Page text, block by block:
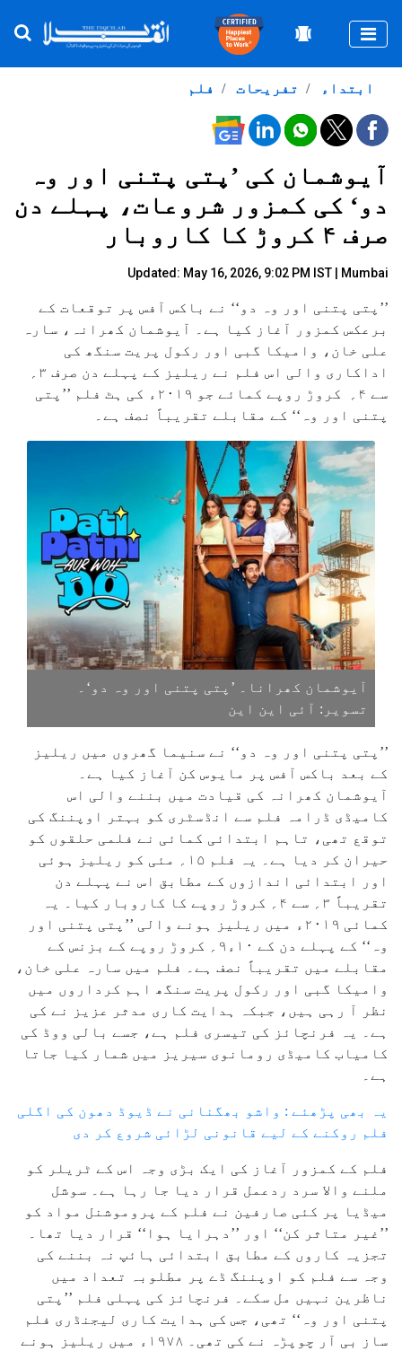
فلم تفریحات ابتداء
آیوشمان کی ’پتی پتنی اور وہ
دو‘ کی کمزور شروعات، پہلے دن
صرف ۴ کروڑ کا کاروبار
Updated: May 16, 2026, 9:02 PM IST | Mumbai
’’پتی پتنی اور وہ دو‘‘ نے باکس آفس پر توقعات کے
برعکس کمزور آغاز کیا ہے۔ آیوشمان کھرانہ، سارہ
علی خان، وامیکا گبی اور رکول پریت سنگھ کی
سے ۴؍ کروڑ روپے کمائے جو ۲۰۱۹ء کی ہٹ فلم ’’پتی
پتنی اور وہ‘‘ کے مقابلے تقریباً نصف ہے۔
آیوشمان کھرانا۔ ’پتی پتنی اور وہ دو‘۔
تسویر: آئی این این
’’پتی پتنی اور وہ دو‘‘ نے سنیما گھروں میں ریلیز
کے بعد باکس آفس پر مایوس کن آغاز کیا ہے۔
آیوشمان کھرانہ کی قیادت میں بننے والی اس
کامیڈی ڈرامہ فلم سے انڈسٹری کو بہتر اوپننگ کی
توقع تھی، تاہم ابتدائی کمائی نے فلمی حلقوں کو
حیران کر دیا ہے۔ یہ فلم ۱۵؍ مئی کو ریلیز ہوئی
اور ابتدائی اندازوں کے مطابق اس نے پہلے دن
تقریباً ۳؍ سے ۴؍ کروڑ روپے کا کاروبار کیا۔ یہ
کمائی ۲۰۱۹ء میں ریلیز ہونے والی ’’پتی پتنی اور
وہ‘‘ کے پہلے دن کے ۱۰ء۹؍ کروڑ روپے کے بزنس کے
مقابلے میں تقریباً نصف ہے۔ فلم میں سارہ علی خان،
وامیکا گبی اور رکول پریت سنگھ اہم کرداروں میں
نظر آ رہی ہیں، جبکہ ہدایت کاری مدثر عزیز نے کی
ہے۔ یہ فرنچائز کی تیسری فلم ہے، جسے بالی ووڈ کی
کامیاب کامیڈی رومانوی سیریز میں شمار کیا جاتا
ہے۔
یہ بھی پڑھئے : واشو بھگنانی نے ڈیوڈ دھون کی اگلی
فلم روکنے کے لیے قانونی لڑائی شروع کر دی
فلم کے کمزور آغاز کی ایک بڑی وجہ اس کے ٹریلر کو
ملنے والا سرد ردعمل قرار دیا جا رہا ہے۔ سوشل
میڈیا پر کئی صارفین نے فلم کے پروموشنل مواد کو
’’غیر متاثر کن‘‘ اور ’’دہرایا ہوا‘‘ قرار دیا تھا۔
تجزیہ کاروں کے مطابق ابتدائی ہائپ نہ بننے کی
وجہ سے فلم کو اوپننگ ڈے پر مطلوبہ تعداد میں
ناظرین نہیں مل سکے۔ فرنچائز کی پہلی فلم ’’پتی
پتنی اور وہ‘‘ تھی، جس کی ہدایت کاری لیجنڈری فلم
ساز بی آر چوپڑہ نے کی تھی۔ ۱۹۷۸ء میں ریلیز ہونے